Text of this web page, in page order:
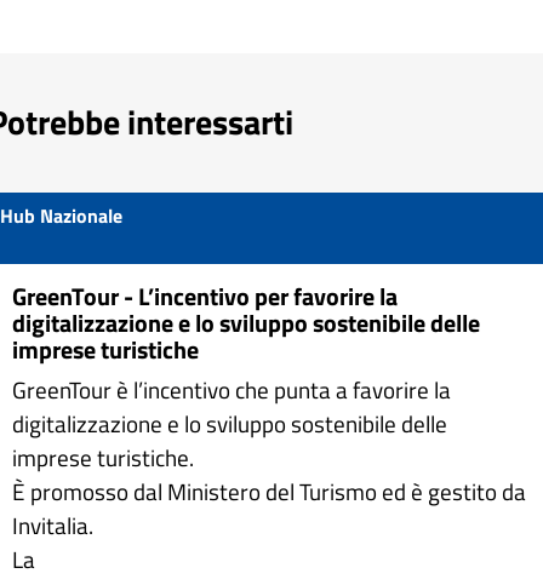
interessarti
Hub Nazionale
GreenTour - L’incentivo per favorire la
digitalizzazione e lo sviluppo sostenibile delle
imprese turistiche
GreenTour è l’incentivo che punta a favorire la
digitalizzazione e lo sviluppo sostenibile delle
imprese turistiche.
È promosso dal Ministero del Turismo ed è gestito da
Invitalia.
La